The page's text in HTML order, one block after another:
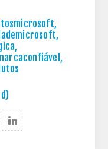
,
,
,
,